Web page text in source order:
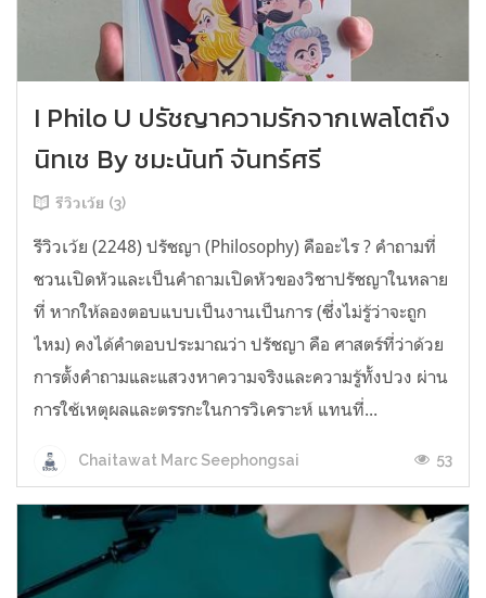
I Philo U ปรัชญาความรักจากเพลโตถึง
นิทเช By ชมะนันท์ จันทร์ศรี
รีวิวเว้ย (3)
รีวิวเว้ย (2248) ปรัชญา (Philosophy) คืออะไร ? คำถามที่
ชวนเปิดหัวและเป็นคำถามเปิดหัวของวิชาปรัชญาในหลาย
ที่ หากให้ลองตอบแบบเป็นงานเป็นการ (ซึ่งไม่รู้ว่าจะถูก
ไหม) คงได้คำตอบประมาณว่า ปรัชญา คือ ศาสตร์ที่ว่าด้วย
การตั้งคำถามและแสวงหาความจริงและความรู้ทั้งปวง ผ่าน
การใช้เหตุผลและตรรกะในการวิเคราะห์ แทนที่...
Chaitawat Marc Seephongsai 53